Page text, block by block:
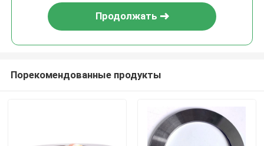
Продолжать
Порекомендованные продукты